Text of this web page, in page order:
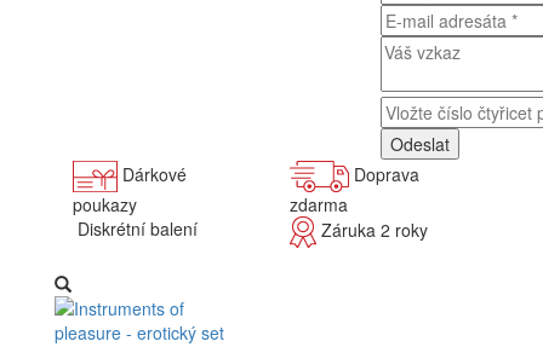
Dárkové
poukazy
Doprava
zdarma
Diskrétní balení
Záruka 2 roky